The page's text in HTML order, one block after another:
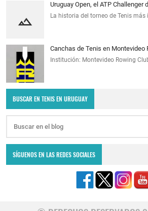
Uruguay Open, el ATP Challenger
La historia del torneo de Tenis
Canchas de Tenis en Montevideo
Institución: Montevideo Rowing
BUSCAR EN TENIS EN URUGUAY
SÍGUENOS EN LAS REDES SOCIALES